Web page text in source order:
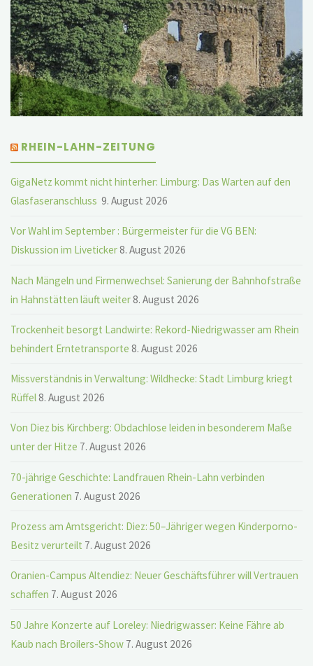
RHEIN-LAHN-ZEITUNG
GigaNetz kommt nicht hinterher: Limburg: Das Warten auf den
Glasfaseranschluss 9. August 2026
Vor Wahl im September : Bürgermeister für die VG BEN:
Diskussion im Liveticker8. August 2026
Nach Mängeln und Firmenwechsel: Sanierung der Bahnhofstraße
in Hahnstätten läuft weiter8. August 2026
Trockenheit besorgt Landwirte: Rekord-Niedrigwasser am Rhein
behindert Erntetransporte 8. August 2026
Missverständnis in Verwaltung: Wildhecke: Stadt Limburg kriegt
Rüffel8. August 2026
Von Diez bis Kirchberg: Obdachlose leiden in besonderem Maße
unter der Hitze 7. August 2026
70-jährige Geschichte: Landfrauen Rhein-Lahn verbinden
Generationen 7. August 2026
Prozess am Amtsgericht: Diez: 50–Jähriger wegen Kinderporno-
Besitz verurteilt 7. August 2026
Oranien-Campus Altendiez: Neuer Geschäftsführer will Vertrauen
schaffen 7. August 2026
50 Jahre Konzerte auf Loreley: Niedrigwasser: Keine Fähre ab
Kaub nach Broilers-Show 7. August 2026